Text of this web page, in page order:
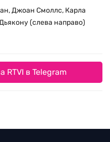
Джоан Смоллс, Карла
(слева направо)
RTVI в Telegram